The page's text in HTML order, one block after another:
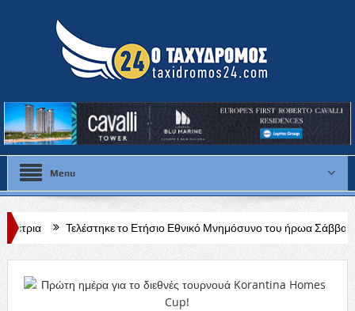
Menu
το Ετήσιο Εθνικό Μνημόσυνο του ήρωα Σάββα Αντωνιάδη